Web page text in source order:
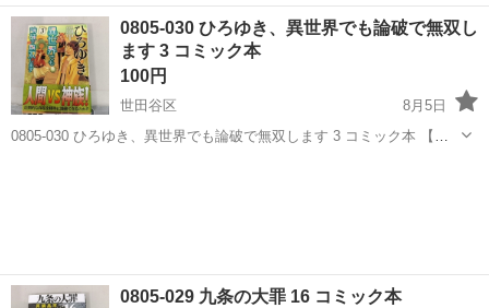
トへお持ち込みしませんか？ 家電や家具、レジャー用品などが無料で
まとめて持ち込めます！ ※詳細はこちらのページをご確認ください。
https://jmt...
東京 世田谷区 CD スポット
0805-030 ひろゆき、異世界でも論破で無双し
ます 3 コミック本
100円
世田谷区
8月5日
0805-030 ひろゆき、異世界でも論破で無双します 3 コミック本 【状
0805-029 九条の大罪 16 コミック本